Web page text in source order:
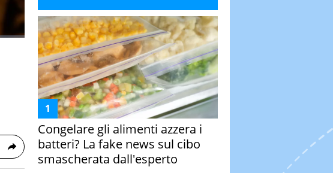
Congelare gli alimenti azzera i
batteri? La fake news sul cibo
smascherata dall'esperto